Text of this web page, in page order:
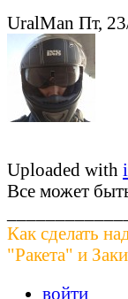
UralMan Пт,
Uploaded with
Все может
Как сделать
"Ракета" и
войти